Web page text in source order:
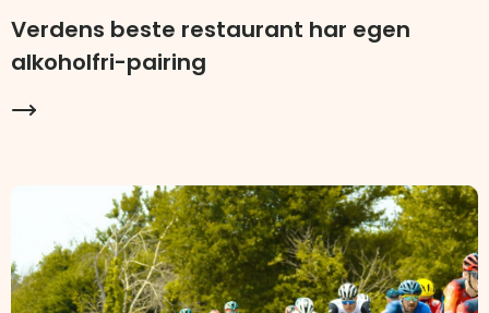
Verdens beste restaurant har egen
alkoholfri-pairing